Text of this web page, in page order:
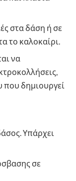
στα δάση ή σε
το καλοκαίρι.
να
που δημιουργεί
Υπάρχει
σε